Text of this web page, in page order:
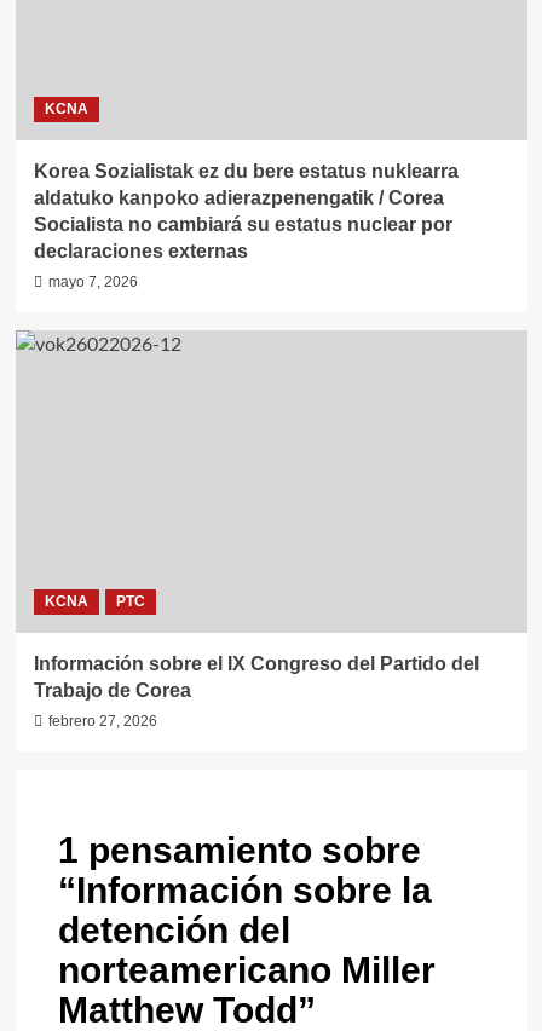
KCNA
Korea Sozialistak ez du bere estatus nuklearra
aldatuko kanpoko adierazpenengatik / Corea
Socialista no cambiará su estatus nuclear por
declaraciones externas
mayo 7, 2026
KCNA PTC
Información sobre el IX Congreso del Partido del
Trabajo de Corea
febrero 27, 2026
1 pensamiento sobre
“Información sobre la
detención del
norteamericano Miller
Matthew Todd”